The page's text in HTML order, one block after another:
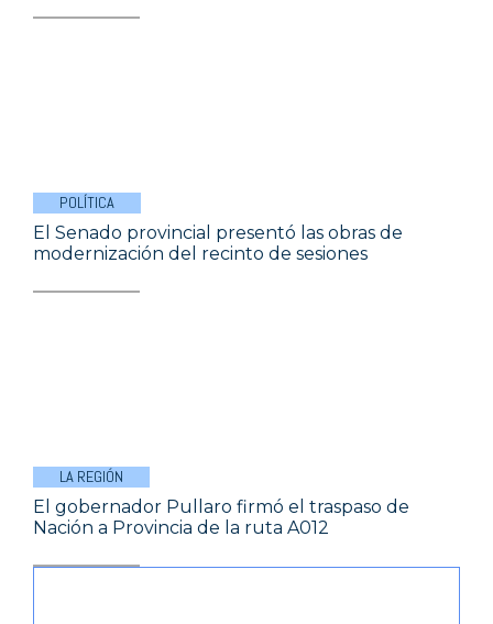
POLÍTICA
El Senado provincial presentó las obras de
modernización del recinto de sesiones
LA REGIÓN
El gobernador Pullaro firmó el traspaso de
Nación a Provincia de la ruta A012